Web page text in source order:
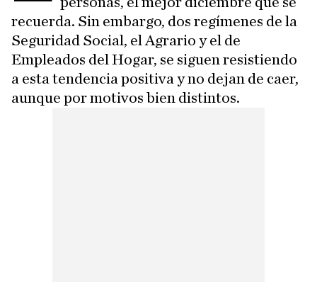
recuerda. Sin embargo, dos regímenes de la
Seguridad Social, el Agrario y el de
Empleados del Hogar, se siguen resistiendo
a esta tendencia positiva y no dejan de caer,
aunque por motivos bien distintos.